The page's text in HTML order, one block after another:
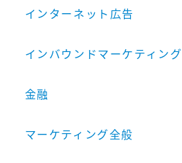
インターネット広告
インバウンドマーケティング
金融
マーケティング全般